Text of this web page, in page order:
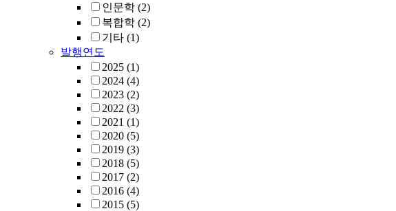
인문학 (2)
복합학 (2)
기타 (1)
발행연도
2025 (1)
2024 (4)
2023 (2)
2022 (3)
2021 (1)
2020 (5)
2019 (3)
2018 (5)
2017 (2)
2016 (4)
2015 (5)